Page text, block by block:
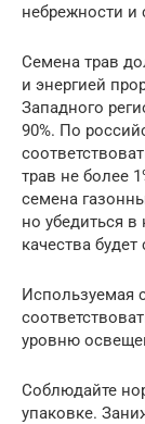
небрежности и
Семена трав
и энергией
Западного
90%. По
трав не более
семена
но убедиться
качества
Используемая
уровню
Соблюдайте
упаковке.